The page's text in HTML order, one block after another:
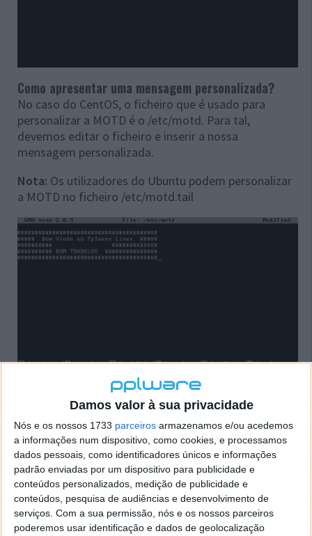
Damos valor à sua privacidade
Nós e os nossos 1733 parceiros armazenamos e/ou acedemos
a informações num dispositivo, como cookies, e processamos
dados pessoais, como identificadores únicos e informações
padrão enviadas por um dispositivo para publicidade e
conteúdos personalizados, medição de publicidade e
conteúdos, pesquisa de audiências e desenvolvimento de
serviços. Com a sua permissão, nós e os nossos parceiros
poderemos usar identificação e dados de geolocalização
Como apresentar uma mensagem personalizada?
No caso do CentOS, o ficheiro que é usado para
personalizar a MOTD é o /etc/motd. Para tal,
devemos editar o ficheiro e inserir a nossa
mensagem personalizada.
Nota: Os utilizadores do Ubuntu podem personalizar
a MOTD no ficheiro /etc/motd.tail
Depois de gravada a mensagem, voltamos ao
terminal e saímos do mesmo executando o comando
exit.Para testarmos se a mensagem é apresentado,
voltamos a entrar no terminal, introduzimos as
credenciais de entrada e podemos verificar que a
mensagem criada é agora apresentada.